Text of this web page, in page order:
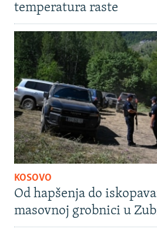
temperatura raste
KOSOVO
Od hapšenja do
masovnoj grobnici u